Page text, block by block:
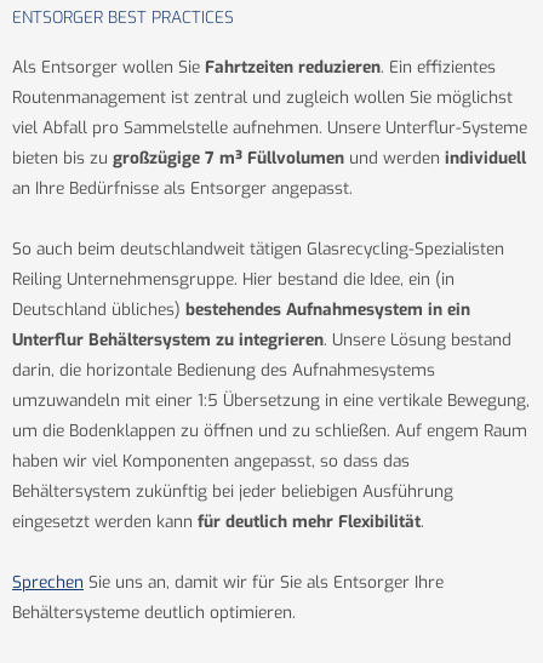
ENTSORGER BEST PRACTICES
Als Entsorger wollen Sie Fahrtzeiten reduzieren. Ein effizientes
Routenmanagement ist zentral und zugleich wollen Sie möglichst
viel Abfall pro Sammelstelle aufnehmen. Unsere Unterflur-Systeme
bieten bis zu großzügige 7 m³ Füllvolumen und werden individuell
an Ihre Bedürfnisse als Entsorger angepasst.
So auch beim deutschlandweit tätigen Glasrecycling-Spezialisten
Reiling Unternehmensgruppe. Hier bestand die Idee, ein (in
Deutschland übliches) bestehendes Aufnahmesystem in ein
Unterflur Behältersystem zu integrieren. Unsere Lösung bestand
darin, die horizontale Bedienung des Aufnahmesystems
umzuwandeln mit einer 1:5 Übersetzung in eine vertikale Bewegung,
um die Bodenklappen zu öffnen und zu schließen. Auf engem Raum
haben wir viel Komponenten angepasst, so dass das
Behältersystem zukünftig bei jeder beliebigen Ausführung
eingesetzt werden kann für deutlich mehr Flexibilität.
Sprechen Sie uns an, damit wir für Sie als Entsorger Ihre
Behältersysteme deutlich optimieren.